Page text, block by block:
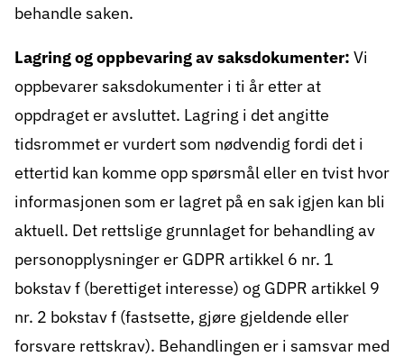
behandle saken.
Lagring og oppbevaring av saksdokumenter: Vi
oppbevarer saksdokumenter i ti år etter at
oppdraget er avsluttet. Lagring i det angitte
tidsrommet er vurdert som nødvendig fordi det i
ettertid kan komme opp spørsmål eller en tvist hvor
informasjonen som er lagret på en sak igjen kan bli
aktuell. Det rettslige grunnlaget for behandling av
personopplysninger er GDPR artikkel 6 nr. 1
bokstav f (berettiget interesse) og GDPR artikkel 9
nr. 2 bokstav f (fastsette, gjøre gjeldende eller
forsvare rettskrav). Behandlingen er i samsvar med